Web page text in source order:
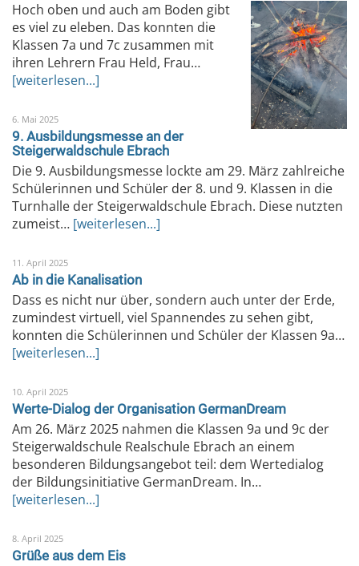
Hoch oben und auch am Boden gibt
es viel zu eleben. Das konnten die
Klassen 7a und 7c zusammen mit
ihren Lehrern Frau Held, Frau…
[weiterlesen...]
6. Mai 2025
9. Ausbildungsmesse an der
Steigerwaldschule Ebrach
Die 9. Ausbildungsmesse lockte am 29. März zahlreiche
Schülerinnen und Schüler der 8. und 9. Klassen in die
Turnhalle der Steigerwaldschule Ebrach. Diese nutzten
zumeist… [weiterlesen...]
11. April 2025
Ab in die Kanalisation
Dass es nicht nur über, sondern auch unter der Erde,
zumindest virtuell, viel Spannendes zu sehen gibt,
konnten die Schülerinnen und Schüler der Klassen 9a…
[weiterlesen...]
10. April 2025
Werte-Dialog der Organisation GermanDream
Am 26. März 2025 nahmen die Klassen 9a und 9c der
Steigerwaldschule Realschule Ebrach an einem
besonderen Bildungsangebot teil: dem Wertedialog
der Bildungsinitiative GermanDream. In…
[weiterlesen...]
8. April 2025
Grüße aus dem Eis